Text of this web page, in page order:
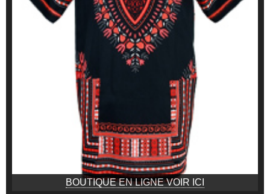
BOUTIQUE EN LIGNE VOIR ICI